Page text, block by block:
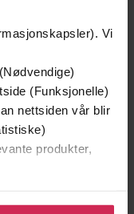
Vi
(Funksjonelle)
nettsiden vår blir
produkter,
samtykke til å